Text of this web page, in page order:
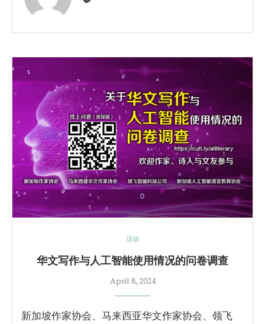
活动
华文写作与人工智能使用情况的问卷调查
April 8, 2024
新加坡作家协会、马来西亚华文作家协会、领飞